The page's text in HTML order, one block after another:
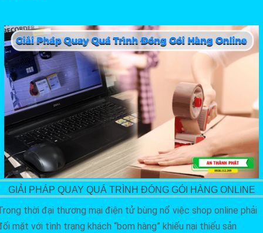
GIẢI PHÁP QUAY QUÁ TRÌNH ĐÓNG GÓI HÀNG ONLINE
thời đại thương mại điện tử bùng nổ việc shop online phải
mặt với tình trạng khách “bom hàng” khiếu nại thiếu sản